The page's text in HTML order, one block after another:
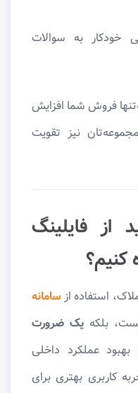
خودکار به سوالات
فروش شما افزایش
مجموعه‌تان نیز تقویت
از فایلینگ
کنیم؟
استفاده از سامانه
بلکه یک ضرورت
عملکرد داخلی
کاربری بهتری برای